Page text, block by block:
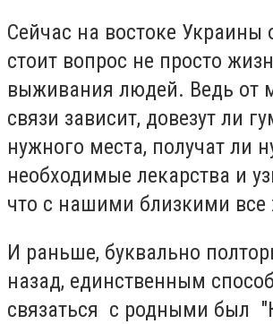
Сейчас на востоке Украины
стоит вопрос не просто
выживания людей. Ведь от
связи зависит, довезут ли
нужного места, получат ли
необходимые лекарства и
что с нашими близкими все
И раньше, буквально
назад, единственным
связаться с родными был